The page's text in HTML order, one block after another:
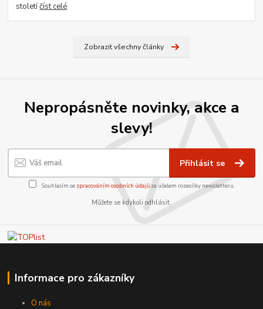
stoletíčíst celé
Zobrazit všechny články
Nepropásněte novinky, akce a
slevy!
Přihlásit se
Souhlasím se zpracováním osobních údajůza účelem rozesílky newsletteru.
Můžete se kdykoli odhlásit.
Informace pro zákazníky
O nás